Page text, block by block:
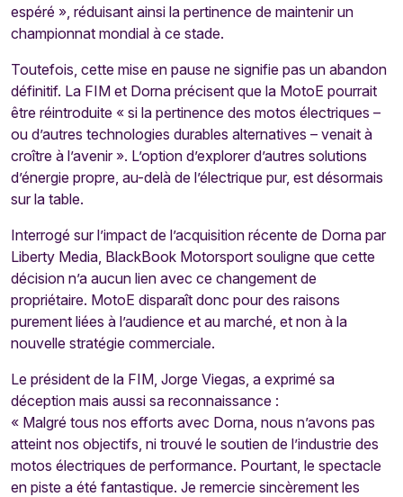
espéré », réduisant ainsi la pertinence de maintenir un
championnat mondial à ce stade.
Toutefois, cette mise en pause ne signifie pas un abandon
définitif. La FIM et Dorna précisent que la MotoE pourrait
être réintroduite « si la pertinence des motos électriques –
ou d’autres technologies durables alternatives – venait à
croître à l’avenir ». L’option d’explorer d’autres solutions
d’énergie propre, au-delà de l’électrique pur, est désormais
sur la table.
Interrogé sur l’impact de l’acquisition récente de Dorna par
Liberty Media, BlackBook Motorsport souligne que cette
décision n’a aucun lien avec ce changement de
propriétaire. MotoE disparaît donc pour des raisons
purement liées à l’audience et au marché, et non à la
nouvelle stratégie commerciale.
Le président de la FIM, Jorge Viegas, a exprimé sa
déception mais aussi sa reconnaissance :
« Malgré tous nos efforts avec Dorna, nous n’avons pas
atteint nos objectifs, ni trouvé le soutien de l’industrie des
motos électriques de performance. Pourtant, le spectacle
en piste a été fantastique. Je remercie sincèrement les